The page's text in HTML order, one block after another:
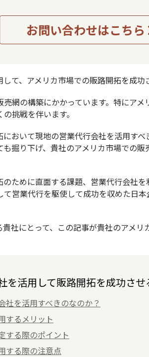
お問い合わせはこちら
て、アメリカ市場での販路開拓を成功
網の構築にかかっています。特にア
挑戦を伴います。
おいて現地の営業代行会社を活用す
掘り下げ、貴社のアメリカ市場での
ために直面する課題、営業代行会社
営業代行を駆使して成功を収めた日
社にとって、この記事が貴社のアメ
を活用して販路開拓を成功させ
社を活用すべきのなのか？
するメリット
する際のポイント
する際の注意点